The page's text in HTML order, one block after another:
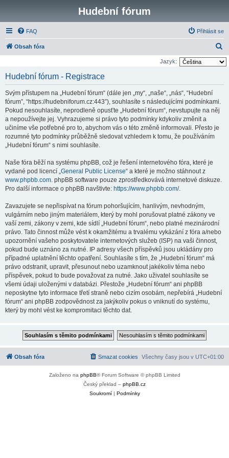
Hudební fórum
FAQ Přihlásit se
Obsah fóra
l
Jazyk:
Hudební fórum - Registrace
Svým přístupem na „Hudební fórum“ (dále jen „my“, „naše“, „nás“, “Hudební
fórum”, “https://hudebniforum.cz:443”), souhlasíte s následujícími podmínkami.
Pokud nesouhlasíte, neprodleně opusťte „Hudební fórum“, nevstupujte na něj
a nepoužívejte jej. Vyhrazujeme si právo tyto podmínky kdykoliv změnit a
učiníme vše potřebné pro to, abychom vás o této změně informovali. Přesto je
rozumné tyto podmínky průběžně sledovat vzhledem k tomu, že používáním
„Hudební fórum“ s nimi souhlasíte.
Naše fóra běží na systému phpBB, což je řešení internetového fóra, které je
vydané pod licencí „General Public License“ a které je možno stáhnout z
www.phpbb.com. phpBB software pouze zprostředkovává internetové diskuze.
Pro další informace o phpBB navštivte: https://www.phpbb.com/.
Zavazujete se nepřispívat na fórum pohoršujícím, hanlivým, nevhodným,
vulgárním nebo jiným materiálem, který by mohl porušovat platné zákony ve
vaší zemi, zákony v zemi, kde sídlí „Hudební fórum“, nebo platné mezinárodní
právo. Tato činnost může vést k okamžitému a trvalému vykázání z fóra a/nebo
upozornění vašeho poskytovatele internetových služeb (ISP) na vaši činnost,
pokud bude uznáno za nutné. IP adresy všech příspěvků jsou ukládány pro
případné uplatnění těchto opatření. Souhlasíte s tím, že „Hudební fórum“ má
právo odstranit, upravit, přesunout nebo uzamknout jakékoliv téma nebo
příspěvek, pokud to bude považovat za nutné. Jako uživatel souhlasíte se
všemi údaji uloženými v databázi. Přestože „Hudební fórum“ ani phpBB
neposkytne tyto informace třetí straně nebo cizím osobám, nepřebírá „Hudební
fórum“ ani phpBB zodpovědnost za jakýkoliv pokus o vniknutí do systému,
který by mohl vést ke kompromitaci těchto dat.
Obsah fóra Všechny časy jsou v UTC+01:00
Smazat cookies
Založeno na phpBB® Forum Software © phpBB Limited
Český překlad – phpBB.cz
Soukromí| Podmínky